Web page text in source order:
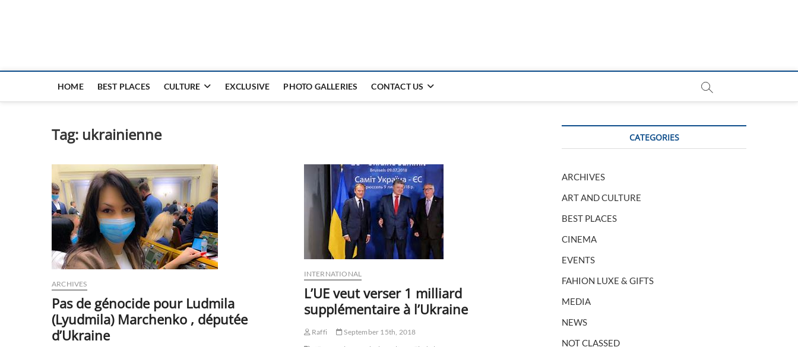
HOME BEST PLACES CULTURE EXCLUSIVE PHOTO GALLERIES CONTACT US
Tag: ukrainienne
ARCHIVES
Pas de génocide pour Ludmila
(Lyudmila) Marchenko , députée
d’Ukraine
INTERNATIONAL
L’UE veut verser 1 milliard
supplémentaire à l’Ukraine
Raffi
September 15th, 2018
CATEGORIES
ARCHIVES
ART AND CULTURE
BEST PLACES
CINEMA
EVENTS
FAHION LUXE & GIFTS
MEDIA
NEWS
NOT CLASSED